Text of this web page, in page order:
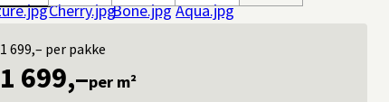
1 699,– per pakke
1 699,–per m²